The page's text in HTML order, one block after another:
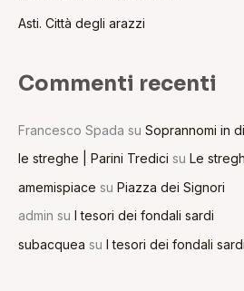
Asti. Città degli arazzi
Commenti recenti
Francesco Spada su Soprannomi in
le streghe | Parini Tredici su Le
amemispiace su Piazza dei Signori
admin su I tesori dei fondali sardi
subacquea su I tesori dei fondali sardi